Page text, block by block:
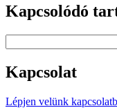
Kapcsolódó
Kapcsolat
Lépjen velünk